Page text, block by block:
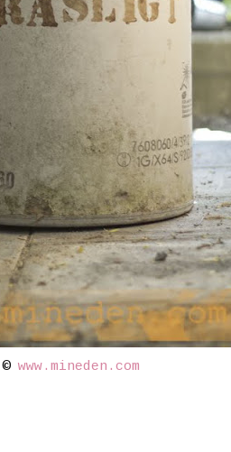
© www.mineden.com